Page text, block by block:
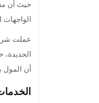
الواجهات
عملت
أن